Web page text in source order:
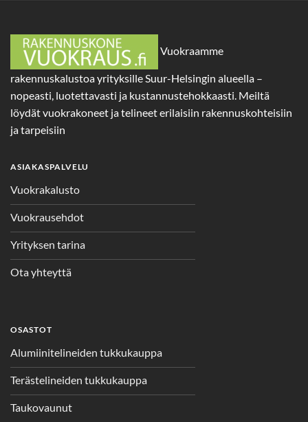
Vuokraamme
rakennuskalustoa yrityksille Suur-Helsingin alueella –
nopeasti, luotettavasti ja kustannustehokkaasti. Meiltä
löydät vuokrakoneet ja telineet erilaisiin rakennuskohteisiin
ja tarpeisiin
ASIAKASPALVELU
Vuokrakalusto
Vuokrausehdot
Yrityksen tarina
Ota yhteyttä
OSASTOT
Alumiinitelineiden tukkukauppa
Terästelineiden tukkukauppa
Taukovaunut